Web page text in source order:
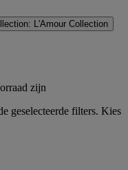
L'Amour Collection
zijn
geselecteerde filters. Kies